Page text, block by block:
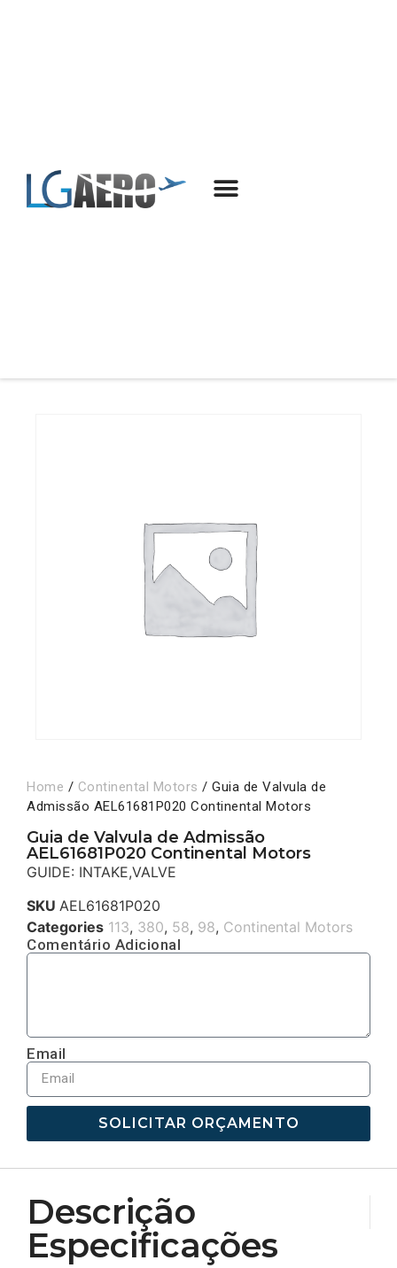
Home / Continental Motors / Guia de Valvula de
Admissão AEL61681P020 Continental Motors
Guia de Valvula de Admissão
AEL61681P020 Continental Motors
GUIDE: INTAKE,VALVE
SKU AEL61681P020
Categories 113, 380, 58, 98, Continental Motors
Comentário Adicional
Email
SOLICITAR ORÇAMENTO
Descrição
Especificações